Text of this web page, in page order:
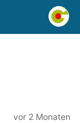
vor 2 Monaten